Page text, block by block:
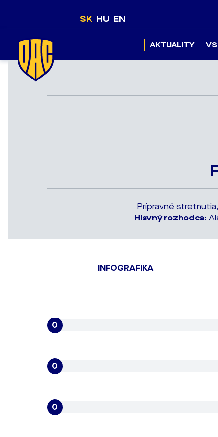
SK HU EN
AKTUALITY
Prípravné
Hlavný rozhodca:
INFOGRAFIKA
0
0
0